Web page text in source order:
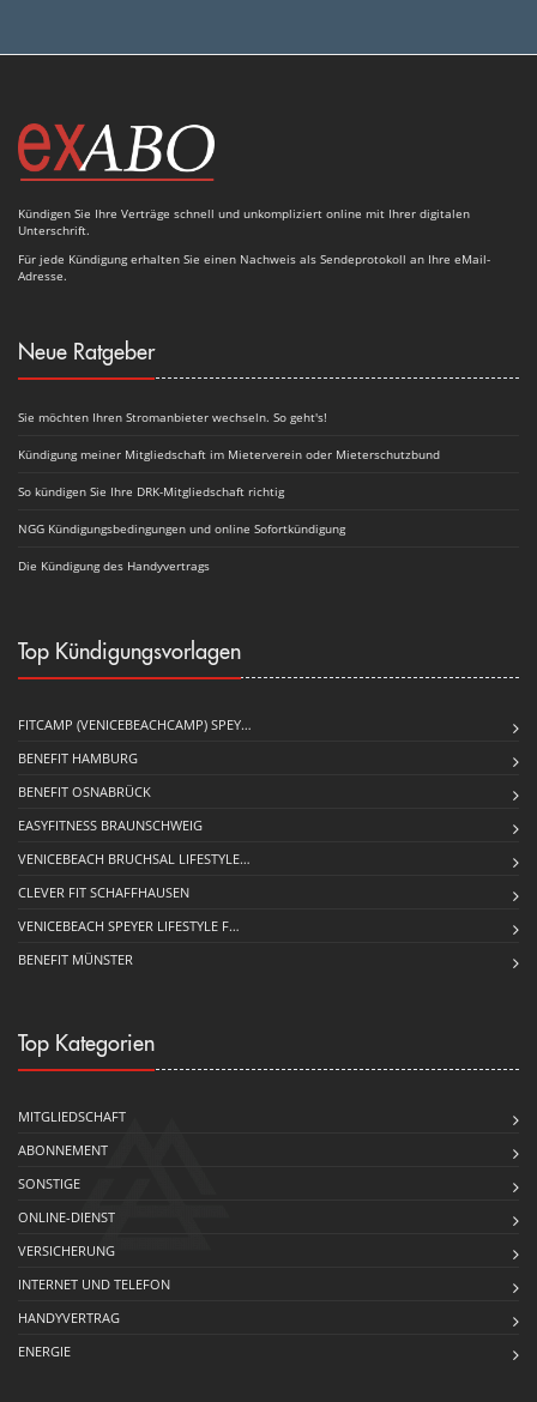
Kündigen Sie Ihre Verträge schnell und unkompliziert online mit Ihrer digitalen
Unterschrift.
Für jede Kündigung erhalten Sie einen Nachweis als Sendeprotokoll an Ihre eMail-
Adresse.
Neue Ratgeber
Sie möchten Ihren Stromanbieter wechseln. So geht's!
Kündigung meiner Mitgliedschaft im Mieterverein oder Mieterschutzbund
So kündigen Sie Ihre DRK-Mitgliedschaft richtig
NGG Kündigungsbedingungen und online Sofortkündigung
Die Kündigung des Handyvertrags
Top Kündigungsvorlagen
FITCAMP (VENICEBEACHCAMP) SPEY…
BENEFIT HAMBURG
BENEFIT OSNABRÜCK
EASYFITNESS BRAUNSCHWEIG
VENICEBEACH BRUCHSAL LIFESTYLE…
CLEVER FIT SCHAFFHAUSEN
VENICEBEACH SPEYER LIFESTYLE F…
BENEFIT MÜNSTER
Top Kategorien
MITGLIEDSCHAFT
ABONNEMENT
SONSTIGE
ONLINE-DIENST
VERSICHERUNG
INTERNET UND TELEFON
HANDYVERTRAG
ENERGIE